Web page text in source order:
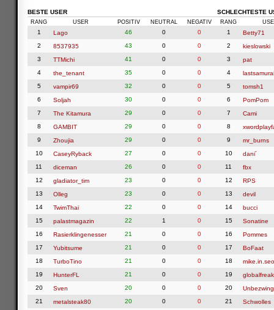
BESTE USER
RANG USER POSITIV NEUTRAL NEGATIV
1 Lago 46 0
0
2
8537935 43 0
0
3
TTMichi 41 0
0
4
the_tenant 35 0
0
5
vampir69 32 0
0
6
Soljah 30 0
0
7
The Kitamura 29 0
0
8
GAMBIT 29 0
0
9
Zhoujia 29 0
0
10
CaseyRyback 27 0
0
11
diceman 26 0
0
12
gladiator_tim 23 0
0
13
Olleg 23 0
0
14
TwimThai 22 0
0
15
palastmagazin 22 1
0
16
Rasierklingenesser 21 0
0
17
Yubitsume 21 0
0
18
TurboTino 21 0
0
19
HunterFL 21 0
0
20
Sven 20 0
0
21
metalsteak80 20 0
0
SCHLECHTESTE
RANG
1
Betty71
2
kieslowski
3
pat
4
5
tomsh1
6
PomPom
7
Cami
8
9
mr_burns
10
dani´
11
fbx
12
RPS
13
devil
14
bucci
15
Sonatine
16
Pommes
17
BoFaat
18
19
globalfreak
20
21
Schwolles